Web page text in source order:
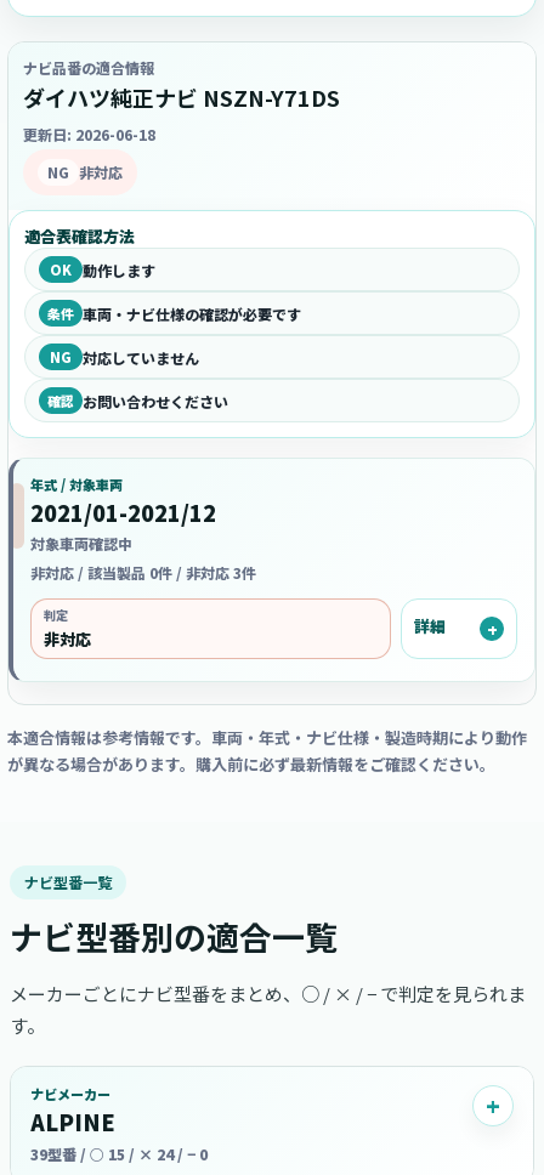
ナビ品番の適合情報
ダイハツ純正ナビ NSZN-Y71DS
更新日: 2026-06-18
NG 非対応
適合表確認方法
OK 動作します
条件 車両・ナビ仕様の確認が必要です
NG 対応していません
確認 お問い合わせください
年式 / 対象車両
2021/01-2021/12
対象車両確認中
非対応 / 該当製品 0件 / 非対応 3件
判定
非対応
詳細
本適合情報は参考情報です。車両・年式・ナビ仕様・製造時期により動作
が異なる場合があります。購入前に必ず最新情報をご確認ください。
ナビ型番一覧
ナビ型番別の適合一覧
メーカーごとにナビ型番をまとめ、○ / × / − で判定を見られま
す。
ナビメーカー
ALPINE
39型番 / ○ 15 / × 24 / − 0